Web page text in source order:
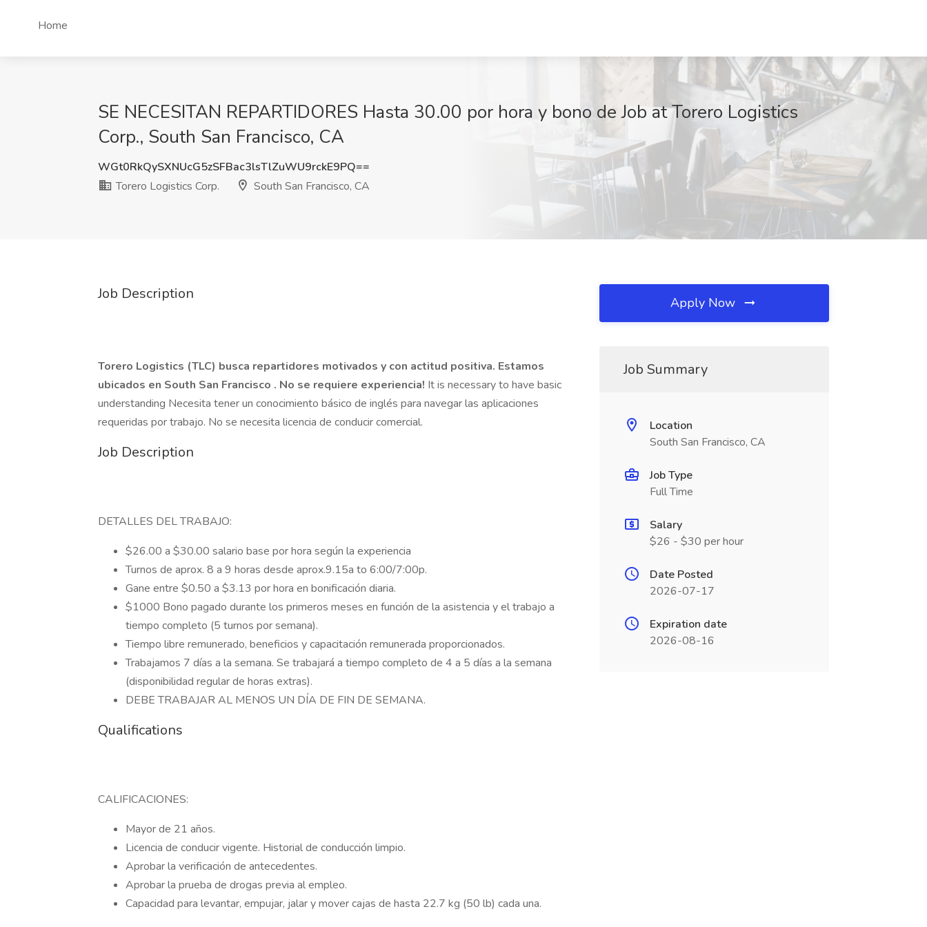
Home
SE NECESITAN REPARTIDORES Hasta 30.00 por hora y bono de Job at Torero Logistics
Corp., South San Francisco, CA
WGt0RkQySXNUcG5zSFBac3lsTlZuWU9rckE9PQ==
Torero Logistics Corp.
South San Francisco, CA
Job Description
Torero Logistics (TLC) busca repartidores motivados y con actitud positiva. Estamos
ubicados en South San Francisco . No se requiere experiencia!​ It is necessary to have basic
understanding Necesita tener un conocimiento básico de inglés para navegar las aplicaciones
requeridas por trabajo. No se necesita licencia de conducir comercial.
Job Description
DETALLES DEL TRABAJO:
$26.00 a $30.00 salario base por hora según la experiencia
Turnos de aprox. 8 a 9 horas desde aprox.9.15a to 6:00/7:00p.
Gane entre $0.50 a $3.13 por hora en bonificación diaria.
$1000 Bono pagado durante los primeros meses en función de la asistencia y el trabajo a
tiempo completo (5 turnos por semana).
Tiempo libre remunerado, beneficios y capacitación remunerada proporcionados.
Trabajamos 7 días a la semana. Se trabajará a tiempo completo de 4 a 5 días a la semana
(disponibilidad regular de horas extras).
DEBE TRABAJAR AL MENOS UN DÍA DE FIN DE SEMANA.
Qualifications
CALIFICACIONES:
Mayor de 21 años.
Licencia de conducir vigente. Historial de conducción limpio.
Aprobar la verificación de antecedentes.
Aprobar la prueba de drogas previa al empleo.
Capacidad para levantar, empujar, jalar y mover cajas de hasta 22.7 kg (50 lb) cada una.
Apply Now
Job Summary
Location
South San Francisco, CA
Job Type
Full Time
Salary
$26 - $30 per hour
Date Posted
2026-07-17
Expiration date
2026-08-16